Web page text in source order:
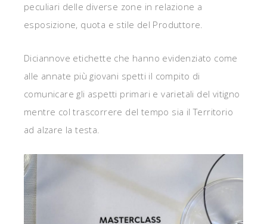
peculiari delle diverse zone in relazione a
esposizione, quota e stile del Produttore.
Diciannove etichette che hanno evidenziato come
alle annate più giovani spetti il compito di
comunicare gli aspetti primari e varietali del vitigno
mentre col trascorrere del tempo sia il Territorio
ad alzare la testa.